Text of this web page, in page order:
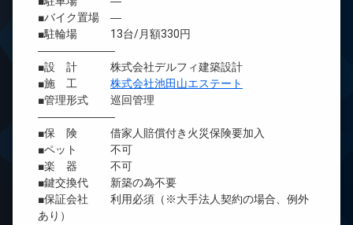
■バイク置場 ―
■駐輪場 13台/月額330円
―――――――
■設 計 株式会社デルフィ建築設計
■施 工 株式会社池田山エステート
■管理形式 巡回管理
―――――――
■保 険 借家人賠償付き火災保険要加入
■ペット 不可
■楽 器 不可
■鍵交換代 新築の為不要
■保証会社 利用必須（※大手法人契約の場合、例外
あり）